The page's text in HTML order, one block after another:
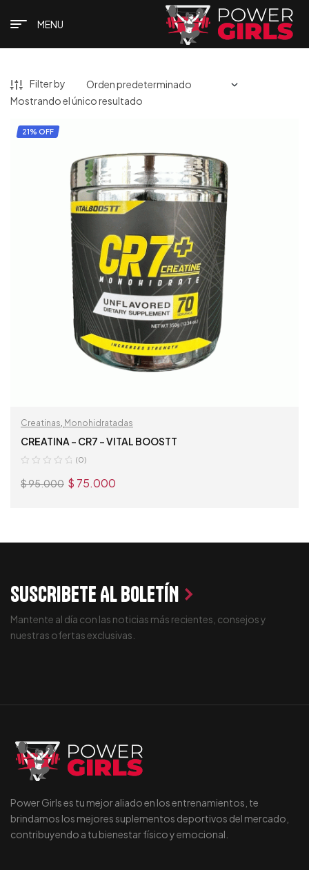
MENU
Filter by
Mostrando el único resultado
21% OFF
Creatinas Monohidratadas
CREATINA – CR7 – VITAL BOOSTT
(0)
$95.000 $ 75.000
SUSCRIBETE AL BOLETÍN
Mantente al día con las noticias más recientes, consejos y
nuestras ofertas exclusivas.
Power Girls es tu mejor aliado en los entrenamientos, te
brindamos los mejores suplementos deportivos del mercado,
contribuyendo a tu bienestar físico y emocional.